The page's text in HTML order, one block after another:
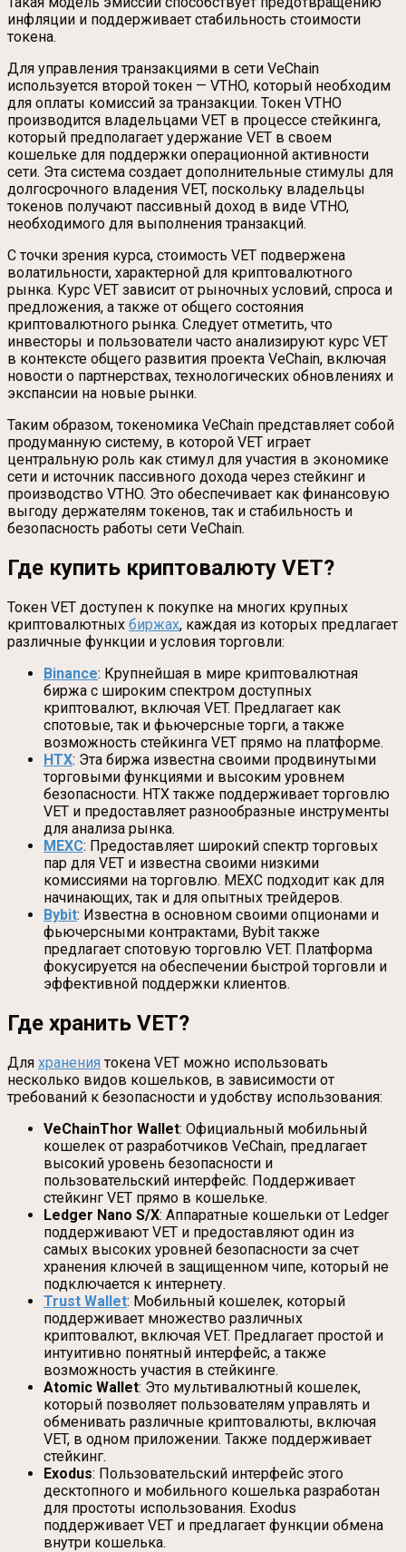
инфляции и поддерживает стабильность стоимости
токена.
Для управления транзакциями в сети VeChain
используется второй токен — VTHO, который необходим
для оплаты комиссий за транзакции. Токен VTHO
производится владельцами VET в процессе стейкинга,
который предполагает удержание VET в своем
кошельке для поддержки операционной активности
сети. Эта система создает дополнительные стимулы для
долгосрочного владения VET, поскольку владельцы
токенов получают пассивный доход в виде VTHO,
необходимого для выполнения транзакций.
С точки зрения курса, стоимость VET подвержена
волатильности, характерной для криптовалютного
рынка. Курс VET зависит от рыночных условий, спроса и
предложения, а также от общего состояния
криптовалютного рынка. Следует отметить, что
инвесторы и пользователи часто анализируют курс VET
в контексте общего развития проекта VeChain, включая
новости о партнерствах, технологических обновлениях и
экспансии на новые рынки.
Таким образом, токеномика VeChain представляет собой
продуманную систему, в которой VET играет
центральную роль как стимул для участия в экономике
сети и источник пассивного дохода через стейкинг и
производство VTHO. Это обеспечивает как финансовую
выгоду держателям токенов, так и стабильность и
безопасность работы сети VeChain.
Где купить криптовалюту VET?
Токен VET доступен к покупке на многих крупных
криптовалютных биржах, каждая из которых предлагает
различные функции и условия торговли:
Binance: Крупнейшая в мире криптовалютная
биржа с широким спектром доступных
криптовалют, включая VET. Предлагает как
спотовые, так и фьючерсные торги, а также
возможность стейкинга VET прямо на платформе.
HTX: Эта биржа известна своими продвинутыми
торговыми функциями и высоким уровнем
безопасности. HTX также поддерживает торговлю
VET и предоставляет разнообразные инструменты
для анализа рынка.
MEXC: Предоставляет широкий спектр торговых
пар для VET и известна своими низкими
комиссиями на торговлю. MEXC подходит как для
начинающих, так и для опытных трейдеров.
Bybit: Известна в основном своими опционами и
фьючерсными контрактами, Bybit также
предлагает спотовую торговлю VET. Платформа
фокусируется на обеспечении быстрой торговли и
эффективной поддержки клиентов.
Где хранить VET?
Для хранения токена VET можно использовать
несколько видов кошельков, в зависимости от
требований к безопасности и удобству использования:
VeChainThor Wallet: Официальный мобильный
кошелек от разработчиков VeChain, предлагает
высокий уровень безопасности и
пользовательский интерфейс. Поддерживает
стейкинг VET прямо в кошельке.
Ledger Nano S/X: Аппаратные кошельки от Ledger
поддерживают VET и предоставляют один из
самых высоких уровней безопасности за счет
хранения ключей в защищенном чипе, который не
подключается к интернету.
Trust Wallet: Мобильный кошелек, который
поддерживает множество различных
криптовалют, включая VET. Предлагает простой и
интуитивно понятный интерфейс, а также
возможность участия в стейкинге.
Atomic Wallet: Это мультивалютный кошелек,
который позволяет пользователям управлять и
обменивать различные криптовалюты, включая
VET, в одном приложении. Также поддерживает
стейкинг.
Exodus: Пользовательский интерфейс этого
десктопного и мобильного кошелька разработан
для простоты использования. Exodus
поддерживает VET и предлагает функции обмена
внутри кошелька.